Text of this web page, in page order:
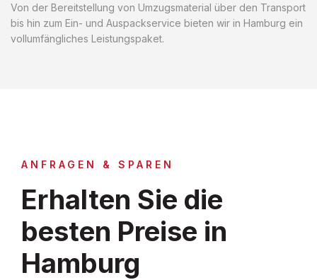
Von der Bereitstellung von Umzugsmaterial über den Transport
bis hin zum Ein- und Auspackservice bieten wir in Hamburg ein
vollumfängliches Leistungspaket.
ANFRAGEN & SPAREN
Erhalten Sie die
besten Preise in
Hamburg